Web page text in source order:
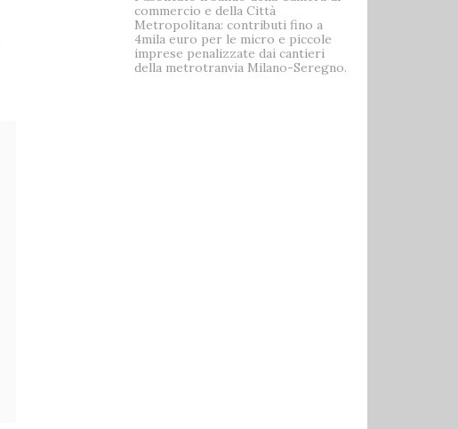
commercio e della Città
Metropolitana: contributi fino a
4mila euro per le micro e piccole
imprese penalizzate dai cantieri
della metrotranvia Milano-Seregno.